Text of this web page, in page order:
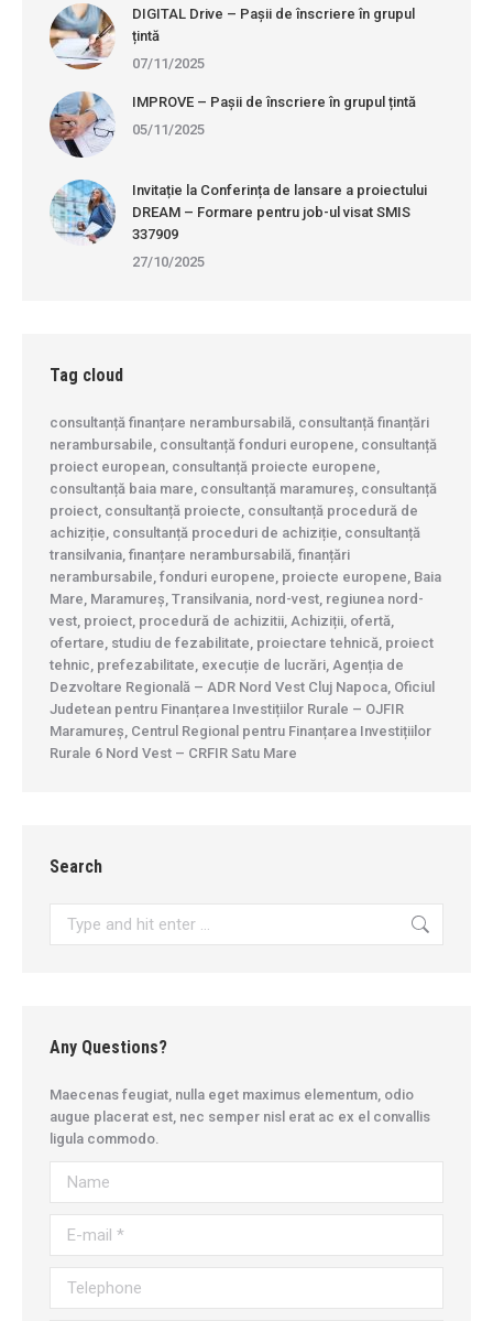
DIGITAL Drive – Pașii de înscriere în grupul
țintă
07/11/2025
IMPROVE – Pașii de înscriere în grupul țintă
05/11/2025
Invitație la Conferința de lansare a proiectului
DREAM – Formare pentru job-ul visat SMIS
337909
27/10/2025
Tag cloud
consultanță finanțare nerambursabilă, consultanță finanțări
nerambursabile, consultanță fonduri europene, consultanță
proiect european, consultanță proiecte europene,
consultanță baia mare, consultanță maramureș, consultanță
proiect, consultanță proiecte, consultanță procedură de
achiziție, consultanță proceduri de achiziție, consultanță
transilvania, finanțare nerambursabilă, finanțări
nerambursabile, fonduri europene, proiecte europene, Baia
Mare, Maramureș, Transilvania, nord-vest, regiunea nord-
vest, proiect, procedură de achizitii, Achiziții, ofertă,
ofertare, studiu de fezabilitate, proiectare tehnică, proiect
tehnic, prefezabilitate, execuție de lucrări, Agenția de
Dezvoltare Regională – ADR Nord Vest Cluj Napoca, Oficiul
Judetean pentru Finanțarea Investițiilor Rurale – OJFIR
Maramureș, Centrul Regional pentru Finanțarea Investițiilor
Rurale 6 Nord Vest – CRFIR Satu Mare
Search
Any Questions?
Maecenas feugiat, nulla eget maximus elementum, odio
augue placerat est, nec semper nisl erat ac ex el convallis
ligula commodo.
Name
E-mail *
Telephone